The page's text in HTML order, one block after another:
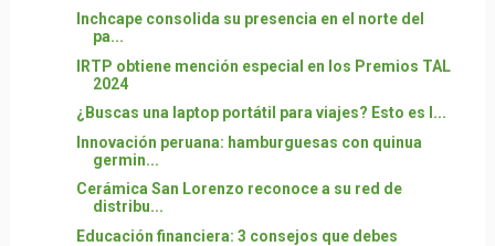
Inchcape consolida su presencia en el norte del
pa...
IRTP obtiene mención especial en los Premios TAL
2024
¿Buscas una laptop portátil para viajes? Esto es l...
Innovación peruana: hamburguesas con quinua
germin...
Cerámica San Lorenzo reconoce a su red de
distribu...
Educación financiera: 3 consejos que debes